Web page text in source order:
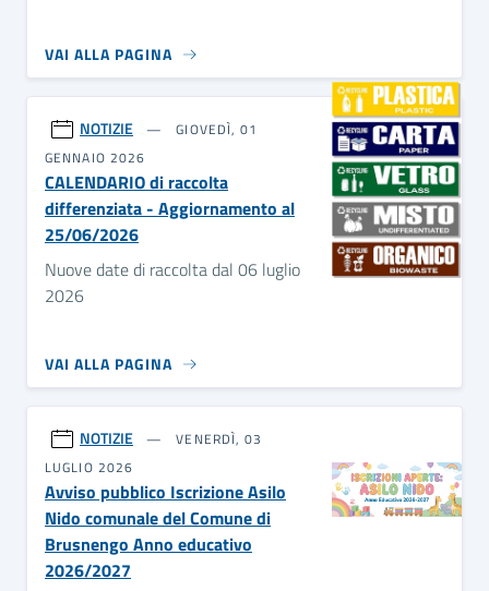
VAI ALLA PAGINA
NOTIZIE
GIOVEDÌ, 01
GENNAIO 2026
CALENDARIO di raccolta
differenziata - Aggiornamento al
25/06/2026
Nuove date di raccolta dal 06 luglio
2026
VAI ALLA PAGINA
NOTIZIE
VENERDÌ, 03
LUGLIO 2026
Avviso pubblico Iscrizione Asilo
Nido comunale del Comune di
Brusnengo Anno educativo
2026/2027